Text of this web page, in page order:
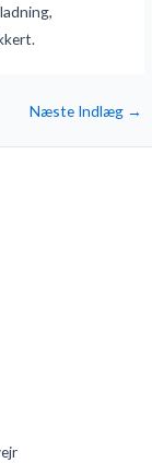
Næste Indlæg →